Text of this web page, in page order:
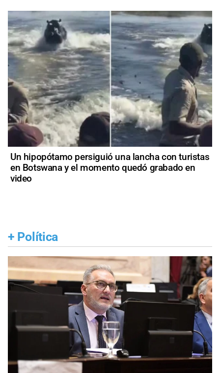
Un hipopótamo persiguió una lancha con turistas
en Botswana y el momento quedó grabado en
video
+ Política